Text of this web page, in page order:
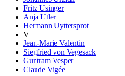
Fritz Usinger
Anja Utler
Hermann Uyttersprot
V
Jean-Marie Valentin
Siegfried von Vegesack
Guntram Vesper
Claude Vigée